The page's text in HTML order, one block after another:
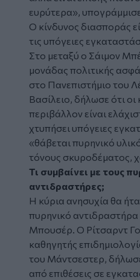
ευρύτερα»,
Ο κίνδυνος διασποράς
τις υπόγειες
Στο μεταξύ ο Σάιμον
μονάδας πολιτικής
στο Πανεπιστήμιο του
Βασίλειο, δήλωσε ότι οι
περιβάλλον είναι
χτυπήσει υπόγειες
«θάβεται πυρηνικό
τόνους σκυροδέματος,
Τι συμβαίνει με τους
αντιδραστήρες;
Η κύρια ανησυχία θα
πυρηνικό αντιδραστήρα
Μπουσέρ. Ο Ρίτσαρντ
καθηγητής
του Μάντσεστερ,
από επιθέσεις σε